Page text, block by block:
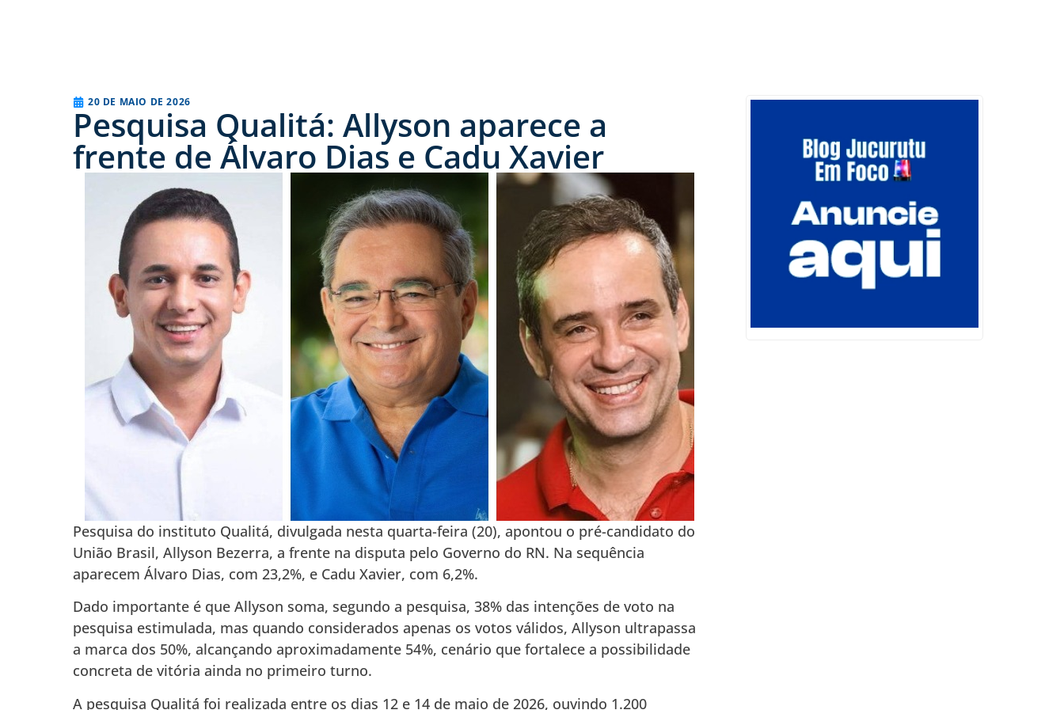
20 DE MAIO DE 2026
Pesquisa Qualitá: Allyson aparece a
frente de Álvaro Dias e Cadu Xavier
Pesquisa do instituto Qualitá, divulgada nesta quarta-feira (20), apontou o pré-candidato do
União Brasil, Allyson Bezerra, a frente na disputa pelo Governo do RN. Na sequência
aparecem Álvaro Dias, com 23,2%, e Cadu Xavier, com 6,2%.
Dado importante é que Allyson soma, segundo a pesquisa, 38% das intenções de voto na
pesquisa estimulada, mas quando considerados apenas os votos válidos, Allyson ultrapassa
a marca dos 50%, alcançando aproximadamente 54%, cenário que fortalece a possibilidade
concreta de vitória ainda no primeiro turno.
A pesquisa Qualitá foi realizada entre os dias 12 e 14 de maio de 2026, ouvindo 1.200